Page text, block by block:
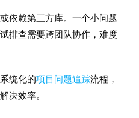
依赖第三方库。一个小问题
排查需要跨团队协作，难度
统化的项目问题追踪流程，
决效率。